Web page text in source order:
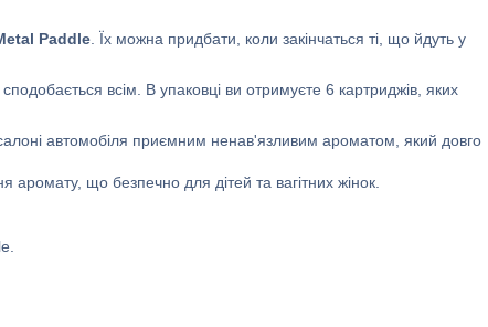
Paddle . Їх можна придбати, коли закінчаться ті, що йдуть у
всім. В упаковці ви отримуєте 6 картриджів, яких
автомобіля приємним ненав'язливим ароматом, який довго
аромату, що безпечно для дітей та вагітних жінок.